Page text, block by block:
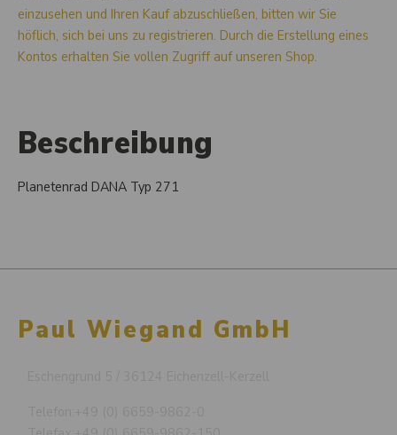
einzusehen und Ihren Kauf abzuschließen, bitten wir Sie
höflich, sich bei uns zu registrieren. Durch die Erstellung eines
Kontos erhalten Sie vollen Zugriff auf unseren Shop.
Beschreibung
Planetenrad DANA Typ 271
Paul Wiegand GmbH